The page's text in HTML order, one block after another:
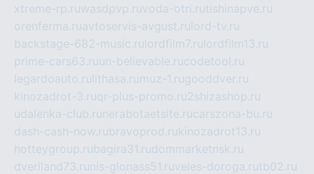
xtreme-rp.ruwasdpvp.ruvoda-otri.rutishinapve.ru
orenferma.ruavtoservis-avgust.ru lord-tv.ru
backstage-682-music.ru lordfilm7.ru lordfilm13.ru
prime-cars63.ruun-believable.rucodetool.ru
legardoauto.ru lithasa.ru muz-1.rugooddver.ru
kinozadrot-3.ruqr-plus-promo.ru2shizashop.ru
udalenka-club.ru nerabotaetsite.rucarszona-bu.ru
dash-cash-now.rubravoprod.rukinozadrot13.ru
hotteygroup.rubagira31.rudommarketnsk.ru
dveriland73.ru nis-glonass51.ruveles-doroga.rutb02.ru